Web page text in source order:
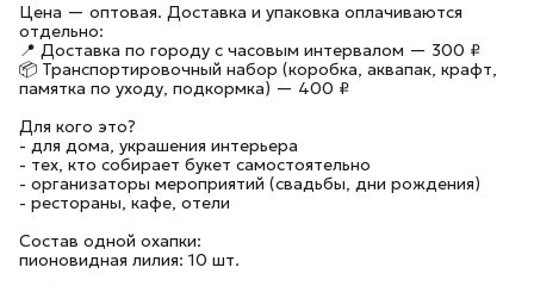
Цена — оптовая. Доставка и упаковка оплачиваются
отдельно:
📍 Доставка по городу с часовым интервалом — 300 ₽
📦 Транспортировочный набор (коробка, аквапак, крафт,
памятка по уходу, подкормка) — 400 ₽
Для кого это?
- для дома, украшения интерьера
- тех, кто собирает букет самостоятельно
- организаторы мероприятий (свадьбы, дни рождения)
- рестораны, кафе, отели
Состав одной охапки:
пионовидная лилия: 10 шт.